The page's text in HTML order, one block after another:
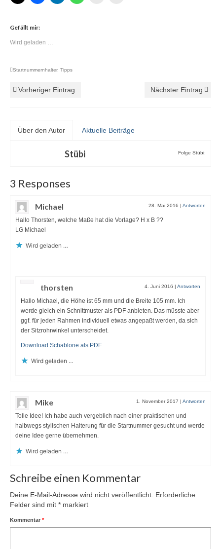
Gefällt mir:
Wird geladen …
Startnummernhalter, Tipps
Vorheriger Eintrag Nächster Eintrag
Über den Autor Aktuelle Beiträge
Folge Stübi:
Stübi
3 Responses
Michael 28. Mai 2016 | Antworten
Hallo Thorsten, welche Maße hat die Vorlage? H x B ??
LG Michael
Wird geladen …
thorsten 4. Juni 2016 | Antworten
Hallo Michael, die Höhe ist 65 mm und die Breite 105 mm. Ich
werde gleich ein Schnittmuster als PDF anbieten. Das müsste aber
ggf. für jeden Rahmen individuell etwas angepaßt werden, da sich
der Sitzrohrwinkel unterscheidet.
Download Schablone als PDF
Wird geladen …
Mike 1. November 2017 | Antworten
Tolle Idee! Ich habe auch vergeblich nach einer praktischen und
halbwegs stylischen Halterung für die Startnummer gesucht und werde
deine Idee gerne übernehmen.
Wird geladen …
Schreibe einen Kommentar
Deine E-Mail-Adresse wird nicht veröffentlicht. Erforderliche
Felder sind mit * markiert
Kommentar *